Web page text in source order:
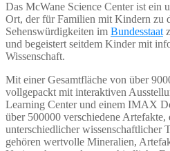
Das McWane Science Center ist ein
Ort, der für Familien mit Kindern zu
Sehenswürdigkeiten im Bundesstaat
und begeistert seitdem Kinder mit
Wissenschaft.
Mit einer Gesamtfläche von über
vollgepackt mit interaktiven
Learning Center und einem IMAX
über 500000 verschiedene
unterschiedlicher wissenschaftlicher
gehören wertvolle Mineralien,